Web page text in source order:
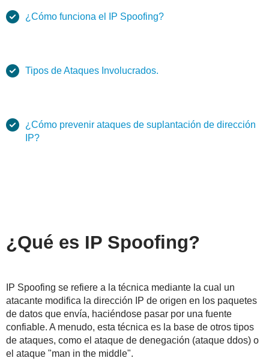
¿Cómo funciona el IP Spoofing?
Tipos de Ataques Involucrados.
¿Cómo prevenir ataques de suplantación de dirección
IP?
¿Qué es IP Spoofing?
IP Spoofing se refiere a la técnica mediante la cual un
atacante modifica la dirección IP de origen en los paquetes
de datos que envía, haciéndose pasar por una fuente
confiable. A menudo, esta técnica es la base de otros tipos
de ataques, como el ataque de denegación (ataque ddos) o
el ataque "man in the middle".